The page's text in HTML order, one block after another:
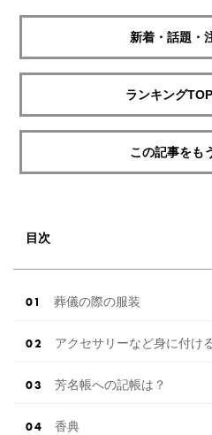
新着・話題・
ランキング
この記事をも
目次
葬儀の際の服装
アクセサリーなど身に付け
芳名帳への記帳は？
香典